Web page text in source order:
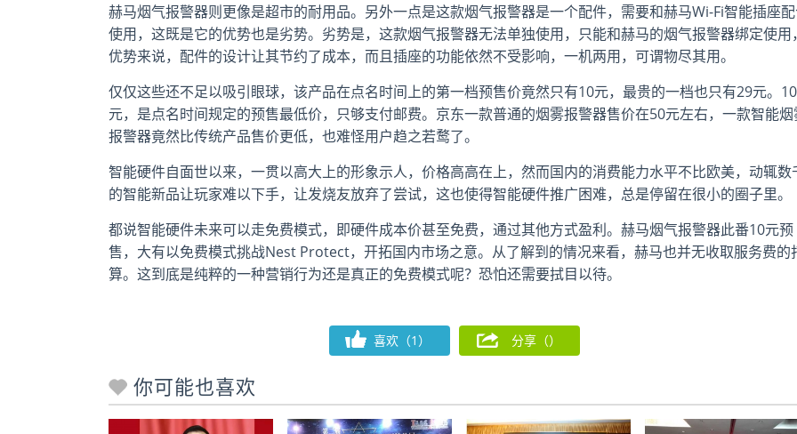
赫马烟气报警器则更像是超市的耐用品。另外一点是这款烟气报警器是一个配件，需要和赫马Wi-Fi智能插座
使用，这既是它的优势也是劣势。劣势是，这款烟气报警器无法单独使用，只能和赫马的烟气报警器绑定使用
优势来说，配件的设计让其节约了成本，而且插座的功能依然不受影响，一机两用，可谓物尽其用。
仅仅这些还不足以吸引眼球，该产品在点名时间上的第一档预售价竟然只有10元，最贵的一档也只有29元。10
元，是点名时间规定的预售最低价，只够支付邮费。京东一款普通的烟雾报警器售价在50元左右，一款智能烟
报警器竟然比传统产品售价更低，也难怪用户趋之若鹜了。
智能硬件自面世以来，一贯以高大上的形象示人，价格高高在上，然而国内的消费能力水平不比欧美，动辄数
的智能新品让玩家难以下手，让发烧友放弃了尝试，这也使得智能硬件推广困难，总是停留在很小的圈子里。
都说智能硬件未来可以走免费模式，即硬件成本价甚至免费，通过其他方式盈利。赫马烟气报警器此番10元预
售，大有以免费模式挑战Nest Protect，开拓国内市场之意。从了解到的情况来看，赫马也并无收取服务费的
算。这到底是纯粹的一种营销行为还是真正的免费模式呢？恐怕还需要拭目以待。
喜欢（1） 分享（）
你可能也喜欢